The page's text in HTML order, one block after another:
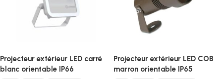
Projecteur extérieur LED carré
blanc orientable IP66
Projecteur extérieur LED COB
marron orientable IP65